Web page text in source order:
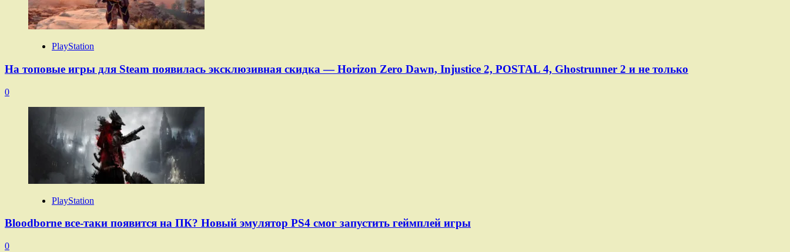
PlayStation
На топовые игры для Steam появилась эксклюзивная скидка — Horizon Zero Dawn, Injustice 2, POSTAL 4, Ghostrunner 2 и не только
0
PlayStation
Bloodborne все-таки появится на ПК? Новый эмулятор PS4 смог запустить геймплей игры
0